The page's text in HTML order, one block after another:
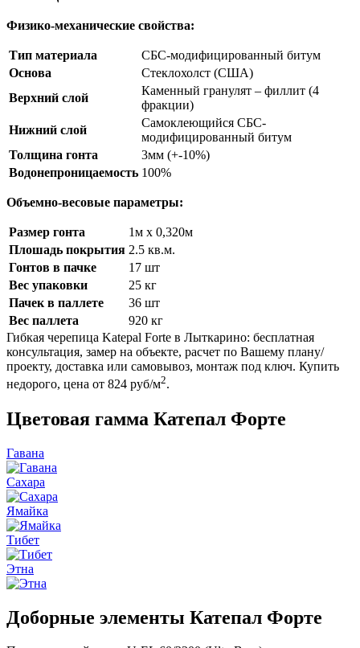
Физико-механические свойства:
Тип материала
СБС-модифицированный битум
Основа
Стеклохолст (США)
Верхний слой
Каменный гранулят – филлит (4
фракции)
Нижний слой
Самоклеющийся СБС-
модифицированный битум
Толщина гонта
3мм (+-10%)
Водонепроницаемость 100%
Объемно-весовые параметры:
Размер гонта
1м х 0,320м
Плошадь покрытия 2.5 кв.м.
Гонтов в пачке
17 шт
Вес упаковки
25 кг
Пачек в паллете
36 шт
Вес паллета
920 кг
Гибкая черепица Katepal Forte в Лыткарино: бесплатная
консультация, замер на объекте, расчет по Вашему плану/
проекту, доставка или самовывоз, монтаж под ключ. Купить
недорого, цена от 824 руб/м2.
Цветовая гамма Катепал Форте
Гавана
Сахара
Ямайка
Тибет
Этна
Доборные элементы Катепал Форте